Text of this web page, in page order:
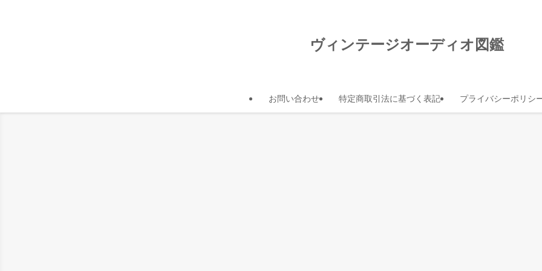
ヴィンテージオーディオ図鑑
お問い合わせ 特定商取引法に基づく表記 プライバシーポリシ